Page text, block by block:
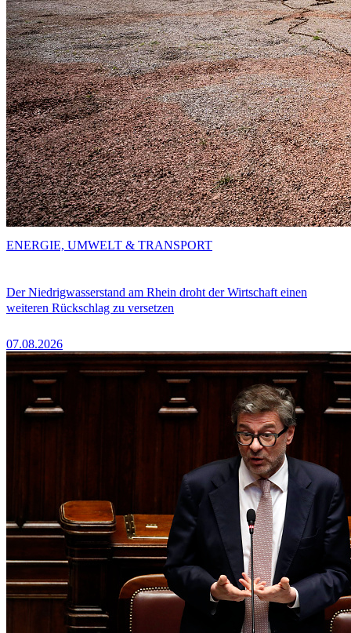
Der Niedrigwasserstand am Rhein droht der Wirtschaft einen
weiteren Rückschlag zu versetzen
07.08.2026
ENERGIE, UMWELT & TRANSPORT